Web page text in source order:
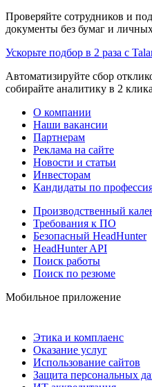
Проверяйте сотрудников и
документы без бумаг и
Ускорьте подбор в 2 раза с
Автоматизируйте сбор
собирайте аналитику в 2 клика
О компании
Наши вакансии
Партнерам
Реклама на сайте
Новости и статьи
Инвесторам
Кандидаты по
Производственный
Требования к ПО
Безопасный HeadHunter
HeadHunter API
Поиск работы
Поиск по резюме
Мобильное приложение
Этика и комплаенс
Оказание услуг
Использование сайтов
Защита персональных